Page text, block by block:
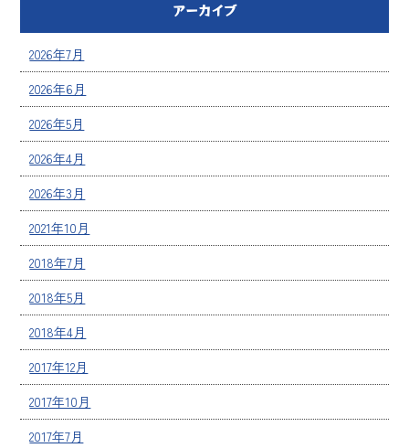
アーカイブ
2026年7月
2026年6月
2026年5月
2026年4月
2026年3月
2021年10月
2018年7月
2018年5月
2018年4月
2017年12月
2017年10月
2017年7月